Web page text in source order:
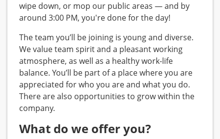
wipe down, or mop our public areas — and by
around 3:00 PM, you're done for the day!
The team you’ll be joining is young and diverse.
We value team spirit and a pleasant working
atmosphere, as well as a healthy work-life
balance. You’ll be part of a place where you are
appreciated for who you are and what you do.
There are also opportunities to grow within the
company.
What do we offer you?